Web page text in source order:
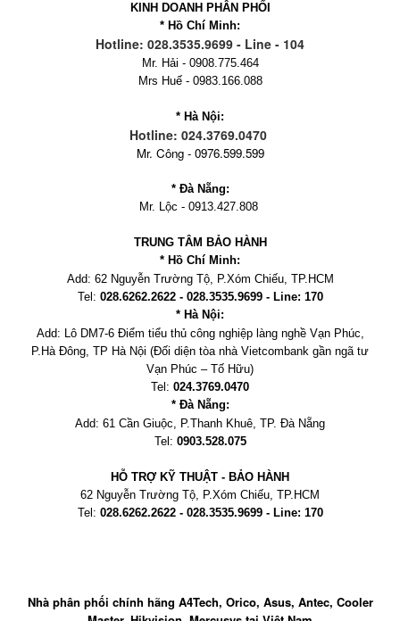
KINH DOANH PHÂN PHỐI
* Hồ Chí Minh:
Hotline: 028.3535.9699 - Line - 104
Mr. Hải - 0908.775.464
Mrs Huế - 0983.166.088
* Hà Nội:
Hotline: 024.3769.0470
Mr. Công - 0976.599.599
* Đà Nẵng:
Mr. Lộc - 0913.427.808
TRUNG TÂM BẢO HÀNH
* Hồ Chí Minh:
Add: 62 Nguyễn Trường Tộ, P.Xóm Chiếu, TP.HCM
Tel: 028.6262.2622 - 028.3535.9699 - Line: 170
* Hà Nội:
Add: Lô DM7-6 Điểm tiểu thủ công nghiệp làng nghề Vạn Phúc,
P.Hà Đông, TP Hà Nội (Đối diện tòa nhà Vietcombank gần ngã tư
Vạn Phúc – Tố Hữu)
Tel: 024.3769.0470
* Đà Nẵng:
Add: 61 Cần Giuộc, P.Thanh Khuê, TP. Đà Nẵng
Tel: 0903.528.075
HỖ TRỢ KỸ THUẬT - BẢO HÀNH
62 Nguyễn Trường Tộ, P.Xóm Chiếu, TP.HCM
Tel: 028.6262.2622 - 028.3535.9699 - Line: 170
Nhà phân phối chính hãng A4Tech, Orico, Asus, Antec, Cooler